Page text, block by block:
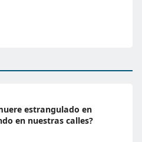
estrangulado en
en nuestras calles?